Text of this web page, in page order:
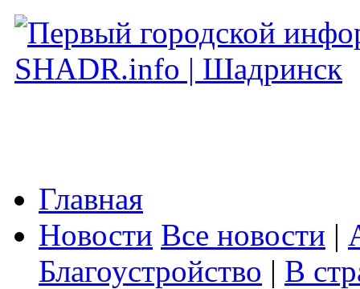
Главная
Новости Все новости |
Благоустройство | В